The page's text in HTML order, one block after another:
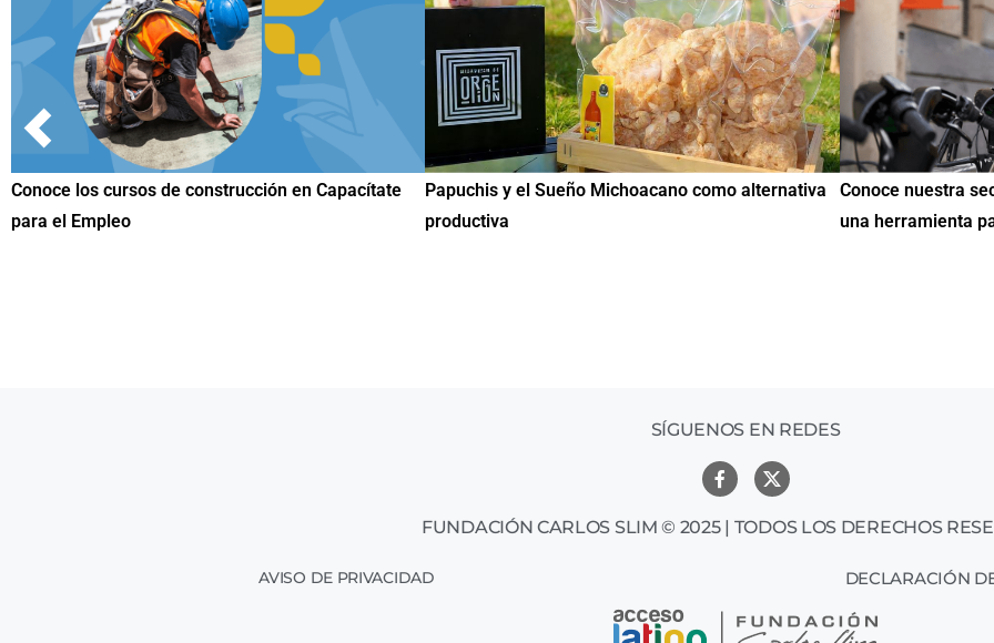
Papuchis y el Sueño Michoacano como alternativa
productiva
Conoce nuestra sección de Educación y Empleo:
una herramienta para encontrar oportunidades
IMME
de
SÍGUENOS EN REDES
FUNDACIÓN CARLOS SLIM © 2025 | TODOS LOS DERECHOS
AVISO DE PRIVACIDAD DECLARACIÓN